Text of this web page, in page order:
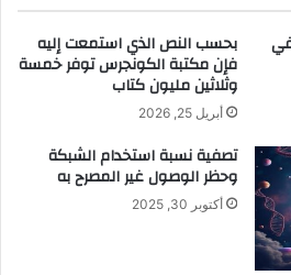
بحسب النص الذي استمعت إليه
فإن مكتبة الكونجرس توفر خمسة
وثلاثين مليون كتاب
أبريل 25, 2026
تصفية نسبة استخدام الشبكة
وحظر الوصول غير المصرح به
أكتوبر 30, 2025